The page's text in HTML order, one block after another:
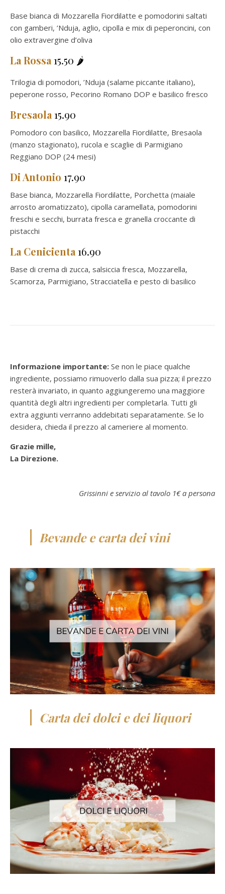
Base bianca di Mozzarella Fiordilatte e pomodorini saltati
con gamberi, ’Nduja, aglio, cipolla e mix di peperoncini, con
olio extravergine d’oliva
La Rossa15.50 🌶️
Trilogia di pomodori, ’Nduja (salame piccante italiano),
peperone rosso, Pecorino Romano DOP e basilico fresco
Bresaola15.90
Pomodoro con basilico, Mozzarella Fiordilatte, Bresaola
(manzo stagionato), rucola e scaglie di Parmigiano
Reggiano DOP (24 mesi)
Di Antonio 17.90
Base bianca, Mozzarella Fiordilatte, Porchetta (maiale
arrosto aromatizzato), cipolla caramellata, pomodorini
freschi e secchi, burrata fresca e granella croccante di
pistacchi
La Cenicienta16.90
Base di crema di zucca, salsiccia fresca, Mozzarella,
Scamorza, Parmigiano, Stracciatella e pesto di basilico
Informazione importante: Se non le piace qualche
ingrediente, possiamo rimuoverlo dalla sua pizza; il prezzo
resterà invariato, in quanto aggiungeremo una maggiore
quantità degli altri ingredienti per completarla. Tutti gli
extra aggiunti verranno addebitati separatamente. Se lo
desidera, chieda il prezzo al cameriere al momento.
Grazie mille,
La Direzione.
Grissinni e servizio al tavolo 1€ a persona
Bevande e carta dei vini
Carta dei dolci e dei liquori